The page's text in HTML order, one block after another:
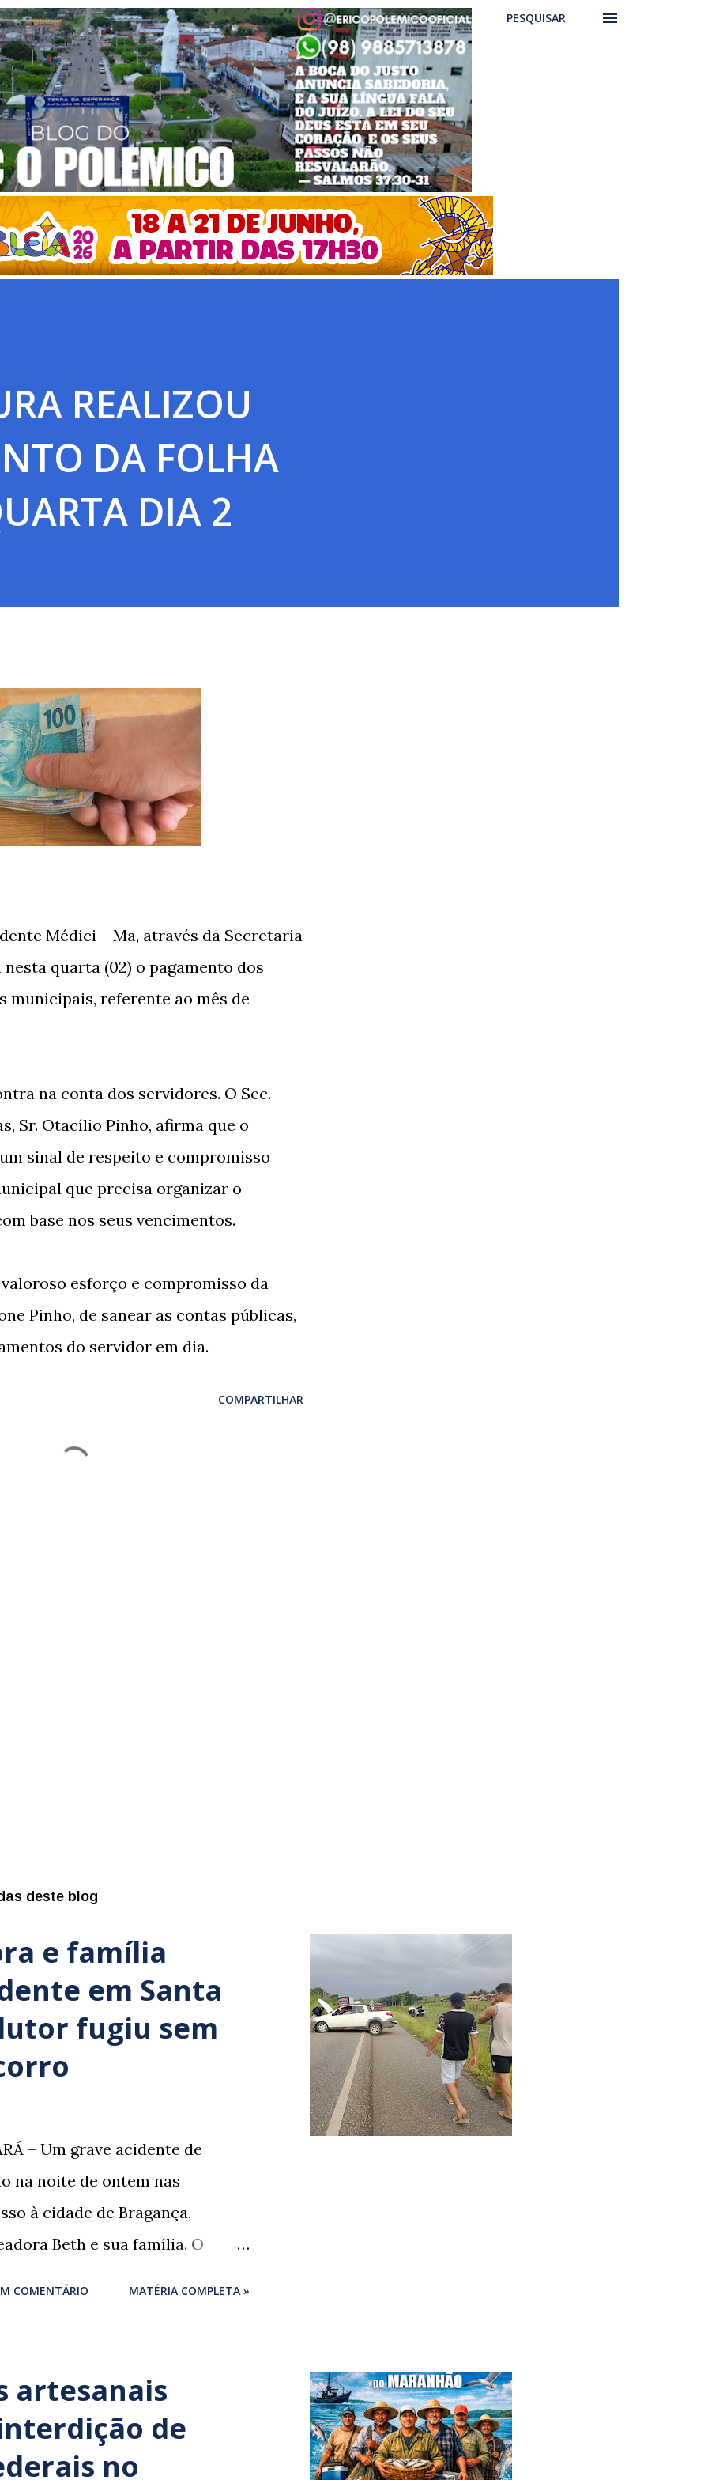
Pular para o conteúdo principal PESQUISAR
REALIZOU
DA FOLHA
DIA 2
Médici – Ma, através da Secretaria
quarta (02) o pagamento dos
municipais, referente ao mês de
na conta dos servidores. O Sec.
Sr. Otacílio Pinho, afirma que o
sinal de respeito e compromisso
que precisa organizar o
base nos seus vencimentos.
esforço e compromisso da
Pinho, de sanear as contas públicas,
do servidor em dia.
COMPARTILHAR
deste blog
e família
em Santa
fugiu sem
– Um grave acidente de
na noite de ontem nas
à cidade de Bragança,
Beth e sua família. O
irmão quando o veículo
​De acordo com relatos de
que presenciaram a colisão,
COMENTÁRIO MATÉRIA COMPLETA »
artesanais
de
no